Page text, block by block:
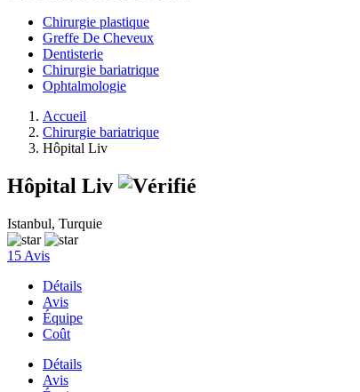
Chirurgie plastique
Greffe De Cheveux
Dentisterie
Chirurgie bariatrique
Ophtalmologie
Accueil
Chirurgie bariatrique
Hôpital Liv
Hôpital Liv
Istanbul, Turquie
15 Avis
Détails
Avis
Équipe
Coût
Détails
Avis